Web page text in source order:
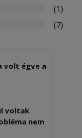
(1)
(7)
volt égve a
voltak
nem